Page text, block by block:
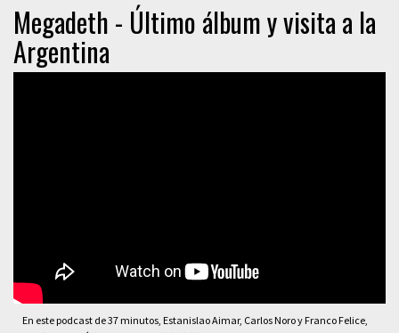
Megadeth - Último álbum y visita a la
Argentina
En este podcast de 37 minutos, Estanislao Aimar, Carlos Noro y Franco Felice,